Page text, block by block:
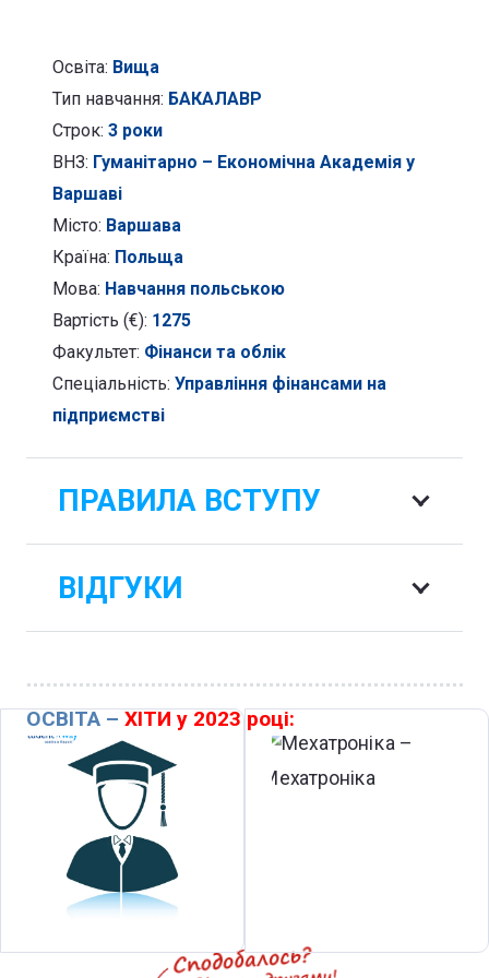
Освіта: Вища
Тип навчання: БАКАЛАВР
Строк: 3 роки
ВНЗ: Гуманітарно – Економічна Академія у
Варшаві
Місто: Варшава
Країна: Польща
Мова: Навчання польською
Вартість (€): 1275
Факультет: Фінанси та облік
Спеціальність: Управління фінансами на
підприємстві
ПРАВИЛА ВСТУПУ
ВІДГУКИ
ОСВІТА – ХІТИ у 2023 році: